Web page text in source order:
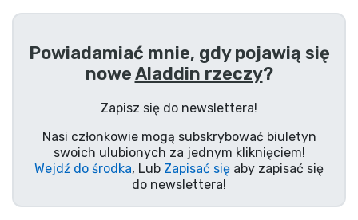
Powiadamiać mnie, gdy pojawią się
noweAladdin rzeczy?
Zapisz się do newslettera!
Nasi członkowie mogą subskrybować biuletyn
swoich ulubionych za jednym kliknięciem!
Wejdź do środka, Lub Zapisać się aby zapisać się
do newslettera!
Rzeczy seryjne
Rzeczy filmowe
Wspaniałe rzeczy
Rzeczy z anime
Rzeczy dla graczy